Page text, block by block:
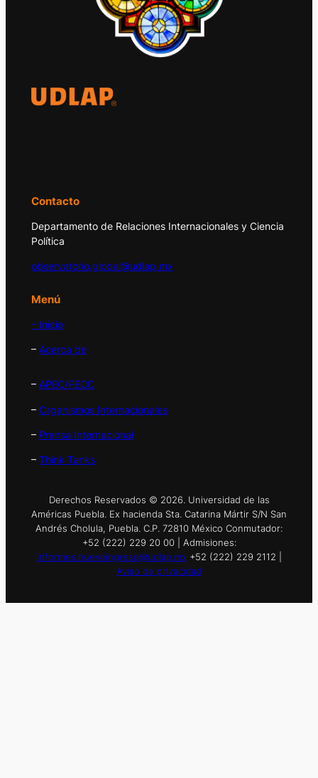
Contacto
Departamento de Relaciones Internacionales y Ciencia
Política
observatorio.global@udlap.mx
Menú
– Inicio
– Acerca de
– APEC/PECC
– Organismos Internacionales
– Prensa Internacional
– Think Tanks
Derechos Reservados © 2026. Universidad de las
Américas Puebla. Ex hacienda Sta. Catarina Mártir S/N San
Andrés Cholula, Puebla. C.P. 72810 México Conmutador:
+52 (222) 229 20 00 | Admisiones:
informes.nuevoingreso@udlap.mx +52 (222) 229 2112 |
Aviso de privacidad